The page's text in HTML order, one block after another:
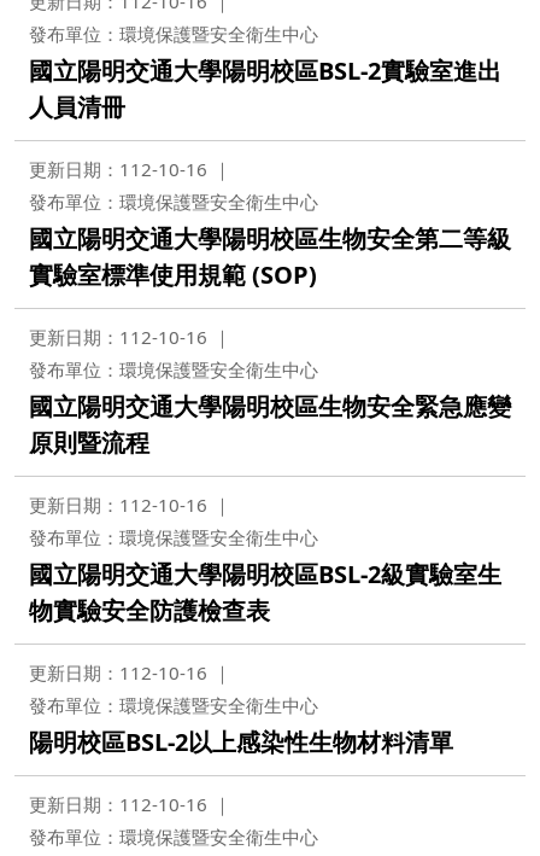
發布單位：環境保護暨安全衛生中心
國立陽明交通大學陽明校區BSL-2實驗室進出
人員清冊
更新日期：112-10-16
發布單位：環境保護暨安全衛生中心
國立陽明交通大學陽明校區生物安全第二等級
實驗室標準使用規範 (SOP)
更新日期：112-10-16
發布單位：環境保護暨安全衛生中心
國立陽明交通大學陽明校區生物安全緊急應變
原則暨流程
更新日期：112-10-16
發布單位：環境保護暨安全衛生中心
國立陽明交通大學陽明校區BSL-2級實驗室生
物實驗安全防護檢查表
更新日期：112-10-16
發布單位：環境保護暨安全衛生中心
陽明校區BSL-2以上感染性生物材料清單
更新日期：112-10-16
發布單位：環境保護暨安全衛生中心